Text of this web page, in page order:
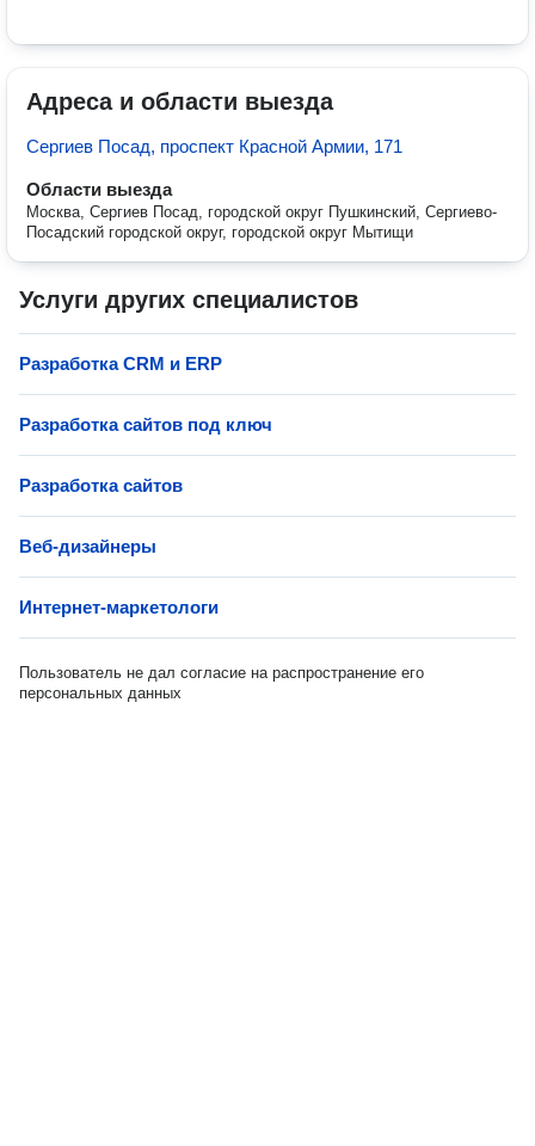
Адреса и области выезда
Сергиев Посад, проспект Красной Армии, 171
Области выезда
Москва, Сергиев Посад, городской округ Пушкинский, Сергиево-
Посадский городской округ, городской округ Мытищи
Услуги других специалистов
Разработка СRM и ERP
Разработка сайтов под ключ
Разработка сайтов
Веб-дизайнеры
Интернет-маркетологи
Пользователь не дал согласие на распространение его
персональных данных